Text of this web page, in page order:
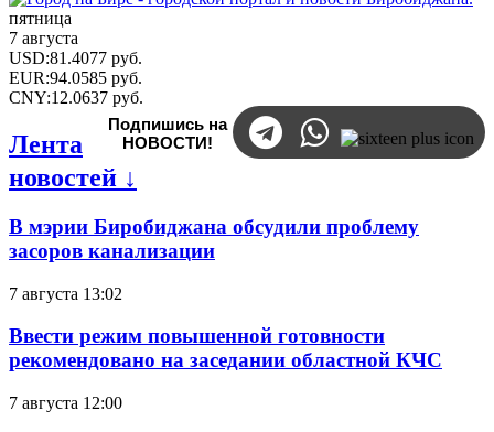
пятница
7 августа
USD:81.4077 руб.
EUR:94.0585 руб.
CNY:12.0637 руб.
Подпишись на
НОВОСТИ!
Лента
новостей ↓
В мэрии Биробиджана обсудили проблему
засоров канализации
7 августа 13:02
Ввести режим повышенной готовности
рекомендовано на заседании областной КЧС
7 августа 12:00